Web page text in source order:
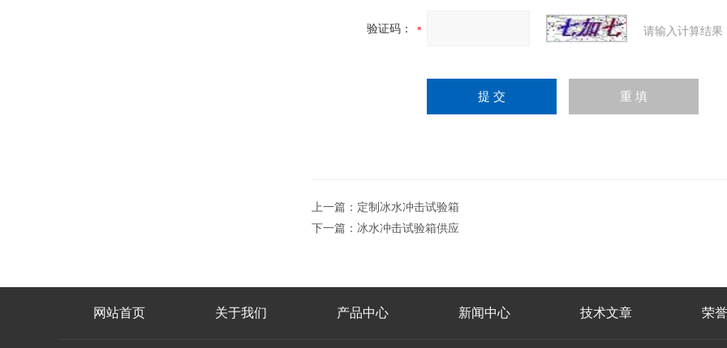
验证码： 请输入计算结果
上一篇： 定制冰水冲击试验箱
下一篇： 冰水冲击试验箱供应
网站首页 关于我们 产品中心 新闻中心 技术文章 荣